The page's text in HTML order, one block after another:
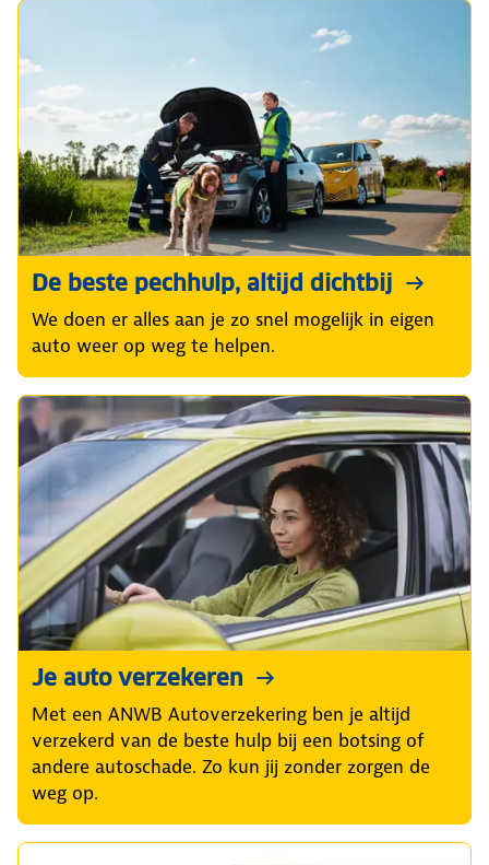
De beste pechhulp, altijd dichtbij
We doen er alles aan je zo snel mogelijk in eigen
auto weer op weg te helpen.
Je auto verzekeren
Met een ANWB Autoverzekering ben je altijd
verzekerd van de beste hulp bij een botsing of
andere autoschade. Zo kun jij zonder zorgen de
weg op.